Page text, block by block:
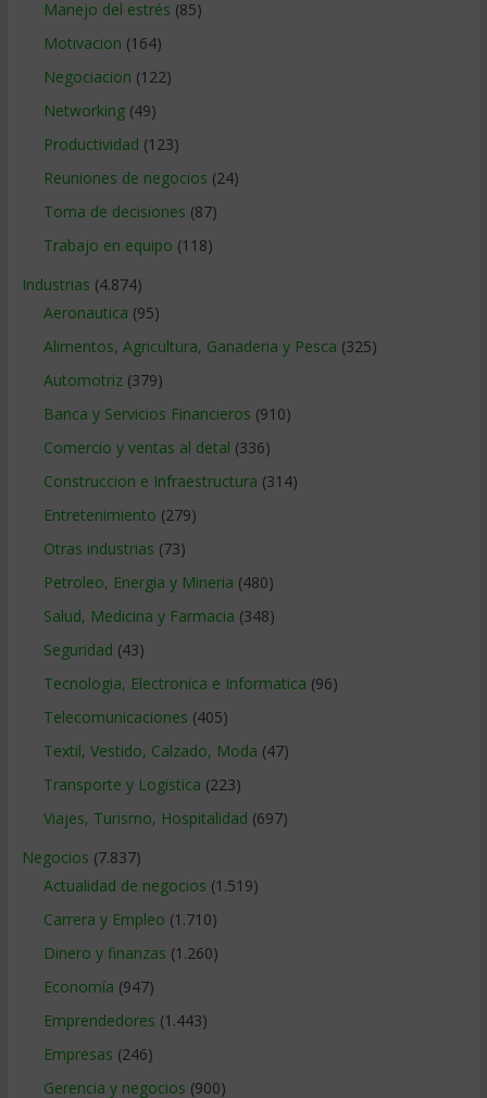
Manejo del estrés (85)
Motivacion (164)
Negociacion (122)
Networking(49)
Productividad (123)
Reuniones de negocios (24)
Toma de decisiones (87)
Trabajo en equipo (118)
Industrias (4.874)
Aeronautica (95)
Alimentos, Agricultura, Ganaderia y Pesca (325)
Automotriz(379)
Banca y Servicios Financieros (910)
Comercio y ventas al detal (336)
Construccion e Infraestructura (314)
Entretenimiento (279)
Otras industrias (73)
Petroleo, Energia y Mineria (480)
Salud, Medicina y Farmacia (348)
Seguridad (43)
Tecnologia, Electronica e Informatica (96)
Telecomunicaciones (405)
Textil, Vestido, Calzado, Moda (47)
Transporte y Logistica (223)
Viajes, Turismo, Hospitalidad (697)
Negocios (7.837)
Actualidad de negocios (1.519)
Carrera y Empleo (1.710)
Dinero y finanzas (1.260)
Economía (947)
Emprendedores (1.443)
Empresas (246)
Gerencia y negocios (900)